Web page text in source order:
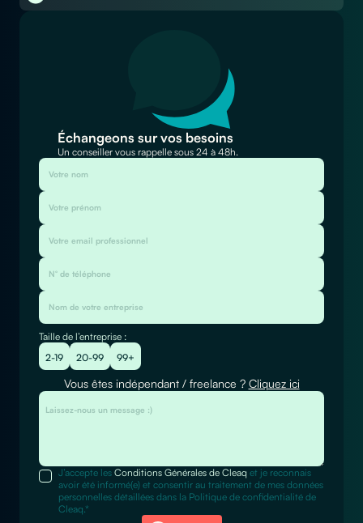
Échangeons sur vos besoins
Un conseiller vous rappelle sous 24 à 48h.
Taille de l’entreprise :
2-19
20-99 99+
Vous êtes indépendant / freelance ? Cliquez ici
J’accepte les Conditions Générales de Cleaq et je reconnais
avoir été informé(e) et consentir au traitement de mes données
personnelles détaillées dans la Politique de confidentialité de
Cleaq.*